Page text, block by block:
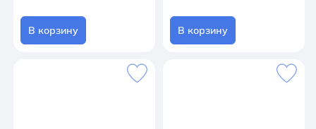
В корзину В корзину